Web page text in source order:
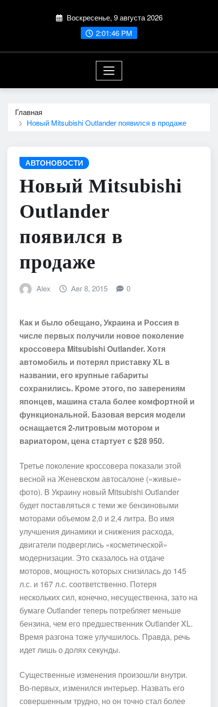
Воскресенье, 9 августа 2026
2:01:47 PM
Главная
Новый Mitsubishi Outlander появился в продаже
АВТОНОВОСТИ
Новый Mitsubishi
Outlander
появился в
продаже
Alex Авг 8, 2015 0
Как и было обещано, Украина и Россия в
числе первых получили новое поколение
кроссовера Mitsubishi Outlander. Хотя
автомобиль и потерял приставку XL в
названии, его крупные габариты
сохранились. Кроме этого, по заверениям
японцев, машина стала более комфортной и
функциональной. Базовая версия модели
оснащается 2-литровым мотором и
вариатором, цена стартует с $28 950.
Третье поколение кроссовера показали этой
весной на Женевском автосалоне («живые»
фото). В Украину новый Mitsubishi Outlander
будет поставляться с теми же бензиновыми
моторами объемом 2,0 и 2,4 литра. Во имя
улучшения динамики и снижения расхода,
двигатели подверглись «косметической»
модернизации. Это сказалось на отдаче
моторов, мощность которых снизилась до 145
л.с. и 167 л.с. соответственно. Потеря
нескольких сил, конечно, несущественна, зато на
бумаге Outlander теперь потребляет меньше
бензина, чем его предшественник Outlander XL.
Время разгона тоже улучшилось. Правда, речь
идет лишь о долях секунды.
Существенные изменения произошли внутри.
Во-первых, изменился интерьер. Назвать его
совершенным трудно, но он точно стал более